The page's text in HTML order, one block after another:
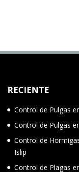
RECIENTE
Control de Pulgas
Control de Pulgas
Control de
Islip
Control de Plagas